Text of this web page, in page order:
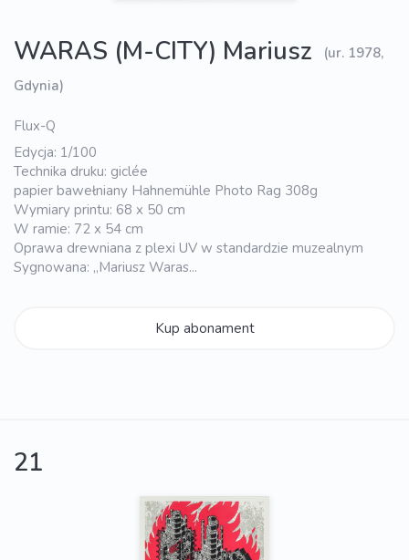
WARAS (M-CITY) Mariusz
(ur. 1978,
Gdynia)
Flux-Q
Edycja: 1/100
Technika druku: giclée
papier bawełniany Hahnemühle Photo Rag 308g
Wymiary printu: 68 x 50 cm
W ramie: 72 x 54 cm
Oprawa drewniana z plexi UV w standardzie muzealnym
Sygnowana: „Mariusz Waras...
Kup abonament
21